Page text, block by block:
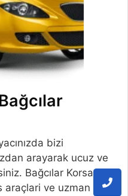
bizi
arayarak ucuz ve
Bağcılar Korsan
ve uzman